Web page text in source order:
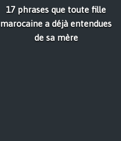
17 phrases que toute fille
marocaine a déjà entendues
de sa mère